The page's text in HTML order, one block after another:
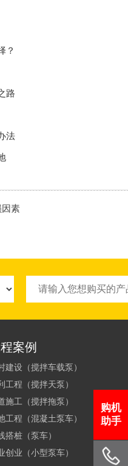
？
路
法
因素
案例
建设（搅拌车载泵）
工程（搅拌天泵）
施工（搅拌拖泵）
工程（混凝土泵车）
搭桩（泵车）
创业（小型泵车）
购机
助手